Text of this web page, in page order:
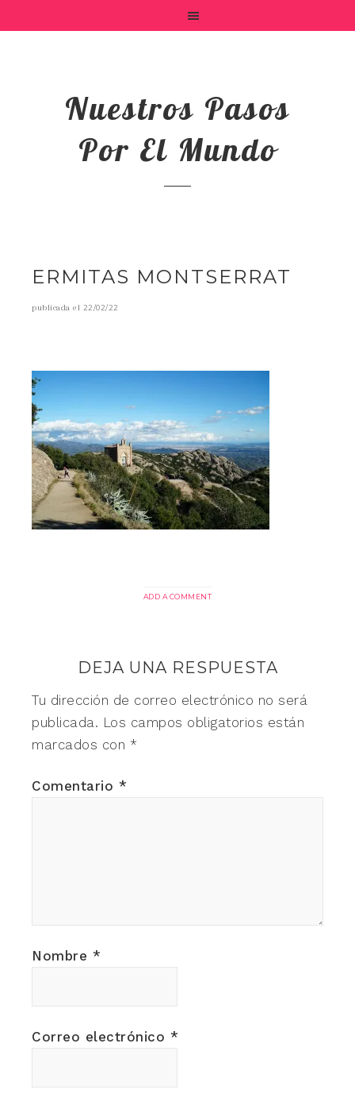
Nuestros Pasos
Por El Mundo
ERMITAS MONTSERRAT
publicada el 22/02/22
ADD A COMMENT
DEJA UNA RESPUESTA
Tu dirección de correo electrónico no será
publicada. Los campos obligatorios están
marcados con *
Comentario *
Nombre *
Correo electrónico *